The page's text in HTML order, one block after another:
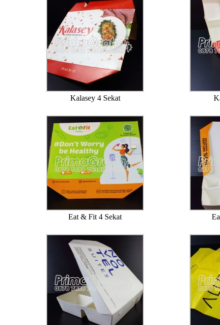
Kalasey 4 Sekat
Eat & Fit 4 Sekat